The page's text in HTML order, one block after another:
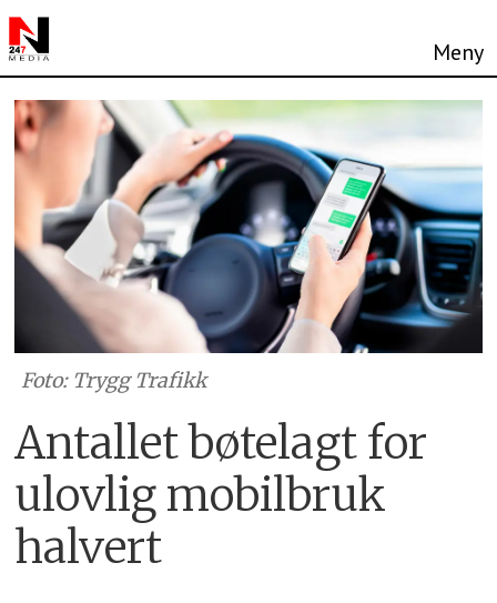
Foto: Trygg Trafikk
Antallet bøtelagt for
ulovlig mobilbruk
halvert